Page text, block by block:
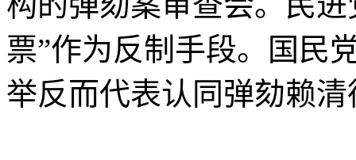
票”作为反制手段。国民
举反而代表认同弹劾赖